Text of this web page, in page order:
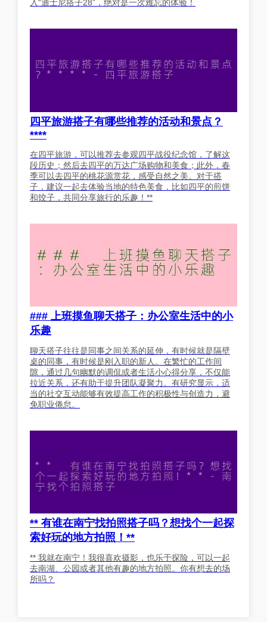
入“迪士尼搭子28”，绝对是一次难忘的体验！
四平旅游搭子有哪些推荐的活动和景点？
****
在四平旅游，可以推荐去参观四平战役纪念馆，了解这
段历史；然后去四平的万达广场购物和美食；此外，春
季可以去四平的桃花源赏花，感受自然之美。对于搭
子，建议一起去体验当地的特色美食，比如四平的煎饼
和饺子，共同分享旅行的乐趣！**
### 上班摸鱼聊天搭子：办公室生活中的小
乐趣
聊天搭子往往是同事之间关系的延伸，有时候就是隔壁
桌的同事，有时候是刚入职的新人。在繁忙的工作间
隙，通过几句幽默的调侃或者生活小心得分享，不仅能
拉近关系，还有助于提升团队凝聚力。有研究显示，适
当的社交互动能够有效提高工作的积极性与创造力，避
免职业倦怠。
** 有谁在南宁找拍照搭子吗？想找个一起探
索好玩的地方拍照！**
** 我就在南宁！我很喜欢摄影，也乐于探险，可以一起
去南湖、公园或者其他有趣的地方拍照。你有想去的场
所吗？